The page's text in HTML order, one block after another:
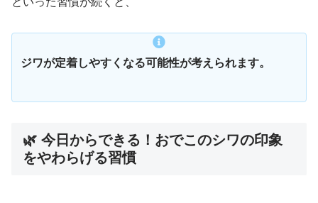
ジワが定着しやすくなる可能性が考えられます。
🌿 今日からできる！おでこのシワの印象
をやわらげる習慣